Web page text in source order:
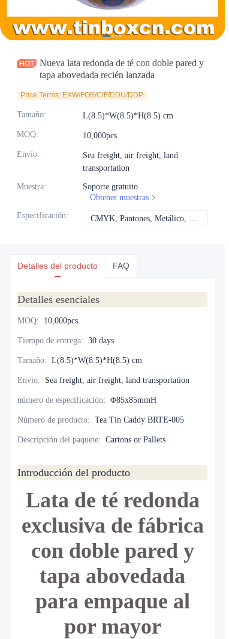
Nueva lata redonda de té con doble pared y
tapa abovedada recién lanzada
Price Terms: EXW/FOB/CIF/DDU/DDP
Tamaño: L(8.5)*W(8.5)*H(8.5) cm
MOQ: 10,000pcs
Envío:
Sea freight, air freight, land
transportation
Muestra:
Soporte gratuito
Obtener muestras
Especificación: CMYK, Pantones, Metálico, Color directo, etc.
Detalles del producto FAQ
Detalles esenciales
MOQ: 10,000pcs
Tiempo de entrega: 30 days
Tamaño: L(8.5)*W(8.5)*H(8.5) cm
Envío: Sea freight, air freight, land transportation
número de especificación: Φ85x85mmH
Número de producto: Tea Tin Caddy BRTE-005
Descripción del paquete: Cartons or Pallets
Introducción del producto
Lata de té redonda
exclusiva de fábrica
con doble pared y
tapa abovedada
para empaque al
por mayor
Noticias